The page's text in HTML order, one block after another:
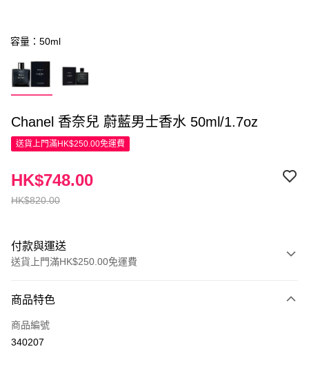
容量：50ml
Chanel 香奈兒 蔚藍男士香水 50ml/1.7oz
送貨上門滿HK$250.00免運費
HK$820.00
HK$748.00
付款與運送
送貨上門滿HK$250.00免運費
信用卡
Apple Pay
商品特色
商品編號
340207